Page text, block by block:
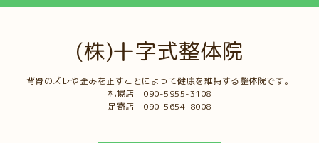
(株)十字式整体院
背骨のズレや歪みを正すことによって健康を維持する整体院です。
札幌店 ‭090-5955-3108‬
足寄店 090-5654-8008‬‭